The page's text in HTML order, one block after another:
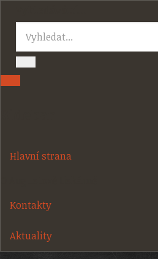
Hlavní strana
Kontakty
Aktuality